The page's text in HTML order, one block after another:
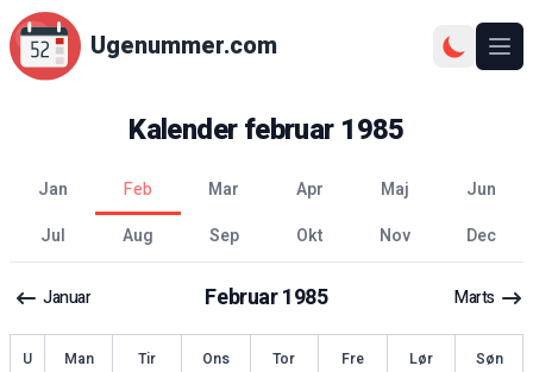
Ugenummer.com
Kalenderfebruar 1985
jan feb mar apr maj
jun
jul
aug sep okt nov dec
Januar Februar1985 Marts
Uge Man Tir Ons Tor Fre Lør Søn